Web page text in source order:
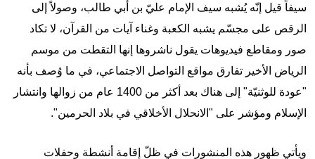
سيفاً قيل إنّه يُشبه سيف الإمام عليّ بن أبي طالب، وصولاً إلى
الرقص على مجسّم يشبه الكعبة وغناء آيات من القرآن، لا تكاد
صور ومقاطع فيديوهات يقول ناشروها إنها التقطت من موسم
الرياض الأخير تفارق مواقع التواصل الاجتماعي، في ما وُصف بأنه
"عودة للوثنيّة" إلى هناك بعد أكثر من 1400 عام من زوالها وانتشار
الإسلام ومؤشر على "الانحلال الأخلاقي في بلاد الحرمين".
ويأتي ظهور هذه المنشورات في ظلّ إقامة أنشطة وحفلات